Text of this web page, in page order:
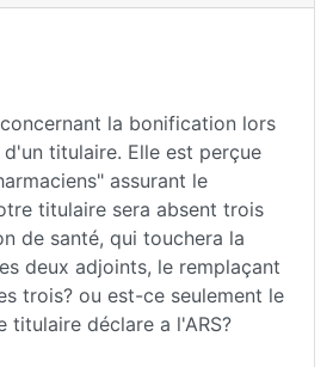
la bonification lors
titulaire. Elle est perçue
assurant le
titulaire sera absent trois
de santé, qui touchera la
deux adjoints, le remplaçant
trois? ou est-ce seulement le
titulaire déclare a l'ARS?